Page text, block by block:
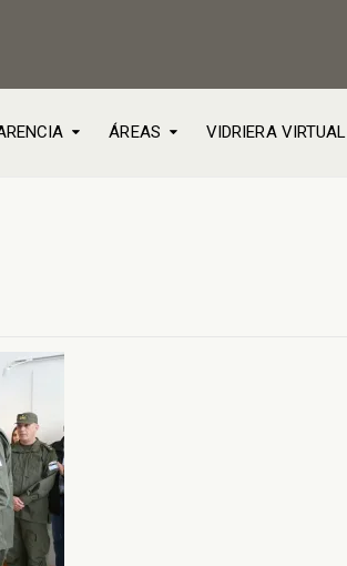
ÁREAS VIDRIERA VIRTUAL